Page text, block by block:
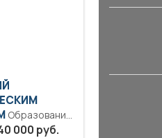
Образование:
000 руб.